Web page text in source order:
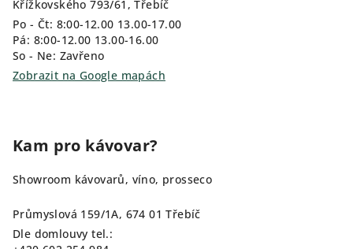
Křížkovského 793/61, Třebíč
Po - Čt: 8:00-12.00 13.00-17.00
Pá: 8:00-12.00 13.00-16.00
So - Ne: Zavřeno
Zobrazit na Google mapách
Kam pro kávovar?
Showroom kávovarů, víno, prosseco
Průmyslová 159/1A, 674 01 Třebíč
Dle domlouvy tel.: